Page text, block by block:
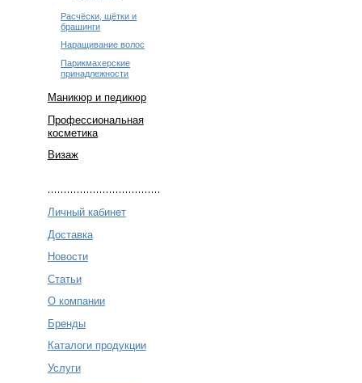
Расчёски, щётки и
брашинги
Наращивание волос
Парикмахерские
принадлежности
Маникюр и педикюр
Профессиональная
косметика
Визаж
Личный кабинет
Доставка
Новости
Статьи
О компании
Бренды
Каталоги продукции
Услуги